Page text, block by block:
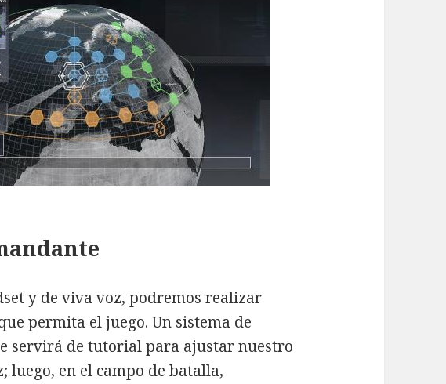
y de viva voz, podremos realizar
permita el juego. Un sistema de
servirá de tutorial para ajustar nuestro
luego, en el campo de batalla,